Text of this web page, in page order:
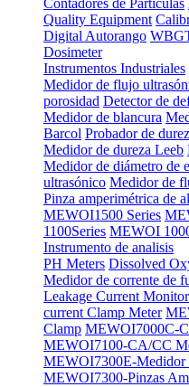
Contadores de Partículas
Quality Equipment
Digital Autorango
Dosimeter
Instrumentos Industriales
Medidor de flujo
porosidad Detector de
Medidor de blancura
Barcol Probador de
Medidor de dureza Leeb
Medidor de diámetro de
ultrasónico Medidor de
Pinza amperimétrica de
MEWOI1500 Series
1100Series MEWOI
Instrumento de analisis
PH Meters Dissolved
Medidor de corrente de
Leakage Current
current Clamp Meter
Clamp MEWOI7000C-
MEWOI7100-CA/CC
MEWOI7300E-Medidor
MEWOI7300-Pinzas